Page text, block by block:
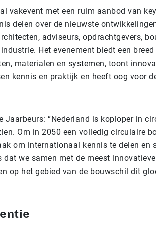
vakevent met een ruim aanbod van
delen over de nieuwste
adviseurs, opdrachtgevers,
Het evenement biedt een breed
materialen en systemen, toont
kennis en praktijk en heeft oog voor
Jaarbeurs: “Nederland is koploper in
Om in 2050 een volledig circulaire
om internationaal kennis te delen en
we samen met de meest
op het gebied van de bouwschil dit